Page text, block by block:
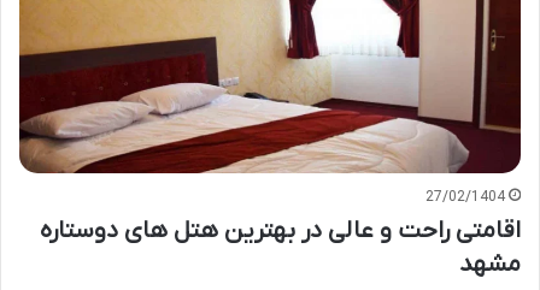
27/02/1404
اقامتی راحت و عالی در بهترین هتل های دوستاره
مشهد